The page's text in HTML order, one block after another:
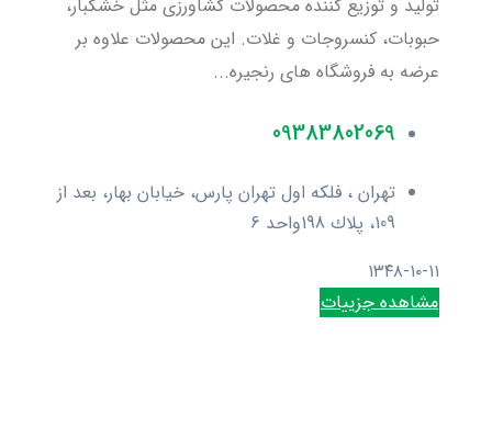
تولید و توزیع کننده محصولات کشاورزی مثل خشکبار،
حبوبات، کنسروجات و غلات. این محصولات علاوه بر
عرضه به فروشگاه های رنجیره...
09383802069
تهران ، فلکه اول تهران پارس، خیابان بهار، بعد از
109، پلاك 198واحد 6
۱۳۴۸-۱۰-۱۱
مشاهده جزییات